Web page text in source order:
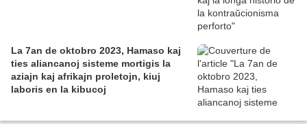
La 7an de oktobro 2023, Hamaso kaj
ties aliancanoj sisteme mortigis la
aziajn kaj afrikajn proletojn, kiuj
laboris en la kibucoj